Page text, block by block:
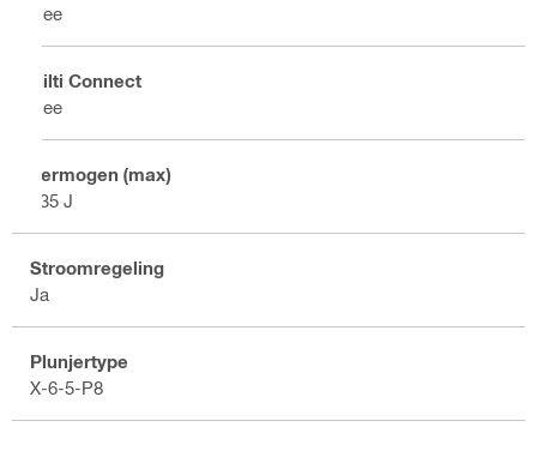
Nee
Hilti Connect
Nee
Vermogen (max)
335 J
Stroomregeling
Ja
Plunjertype
X-6-5-P8